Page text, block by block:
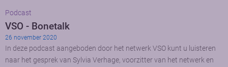
Podcast
VSO - Bonetalk
26 november 2020
In deze podcast aangeboden door het netwerk VSO kunt u luisteren
naar het gesprek van Sylvia Verhage, voorzitter van het netwerk en